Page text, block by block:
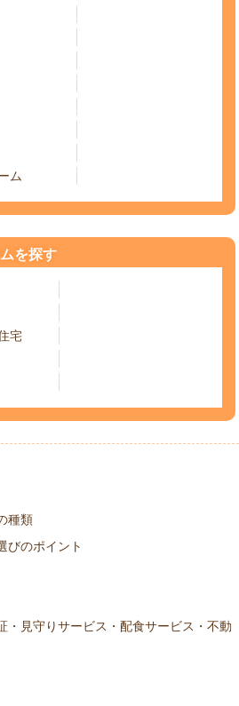
ム
を探す
宅
種類
びのポイント
・見守りサービス・配食サービス・不動